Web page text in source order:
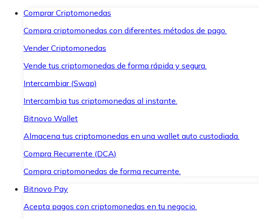
Comprar Criptomonedas
Compra criptomonedas con diferentes métodos de pago.
Vender Criptomonedas
Vende tus criptomonedas de forma rápida y segura.
Intercambiar (Swap)
Intercambia tus criptomonedas al instante.
Bitnovo Wallet
Almacena tus criptomonedas en una wallet auto custodiada.
Compra Recurrente (DCA)
Compra criptomonedas de forma recurrente.
Bitnovo Pay
Acepta pagos con criptomonedas en tu negocio.